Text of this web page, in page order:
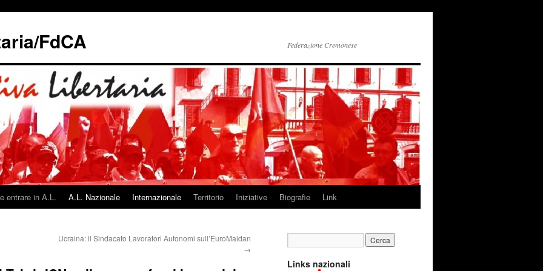
FdCA Federazione Cremonese
entrare in A.L. A.L. Nazionale Internazionale Territorio Iniziative Biografie Link
Ucraina: il Sindacato Lavoratori Autonomi sull’EuroMaidan
→
Links nazionali